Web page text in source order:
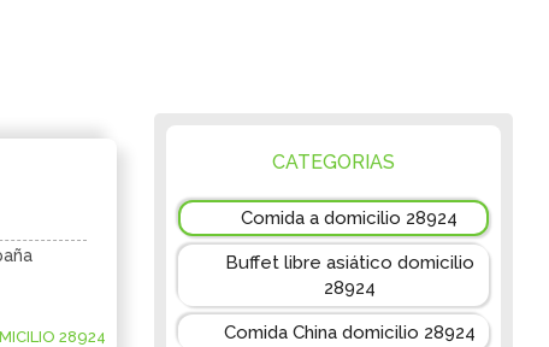
28924
CATEGORIAS
Comida a domicilio 28924
Buffet libre asiático domicilio
28924
Comida China domicilio 28924